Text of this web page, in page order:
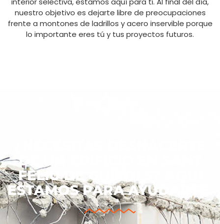
nuestro objetivo es dejarte libre de preocupaciones
frente a montones de ladrillos y acero inservible porque
lo importante eres tú y tus proyectos futuros.
DE UN EDIFICIO EN SANT
FELIU DE GUÍXOLS? AQUÍ
ESTAMOS PARA AYUDARTE.